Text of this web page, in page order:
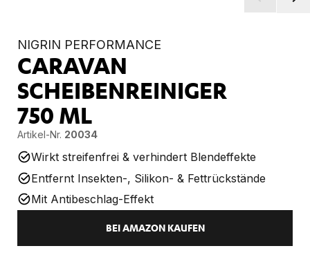
NIGRIN PERFORMANCE
CARAVAN
SCHEIBENREINIGER
750 ML
Artikel-Nr. 20034
Wirkt streifenfrei & verhindert Blendeffekte
Entfernt Insekten-, Silikon- & Fettrückstände
Mit Antibeschlag-Effekt
BEI AMAZON KAUFEN